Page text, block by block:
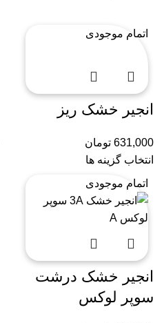
اتمام موجودی
انجیر خشک ریز
631,000 تومان
انتخاب گزینه ها
اتمام موجودی
انجیر خشک درشت
سوپر لوکس